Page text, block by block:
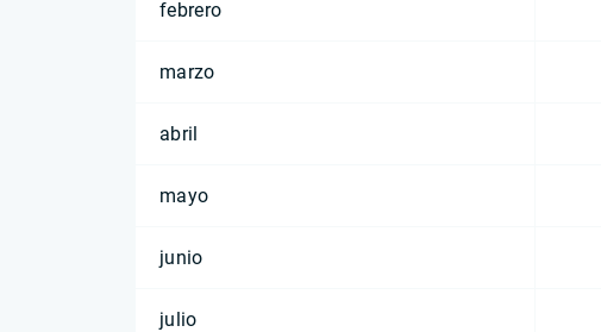
febrero
marzo
abril
mayo
junio
julio